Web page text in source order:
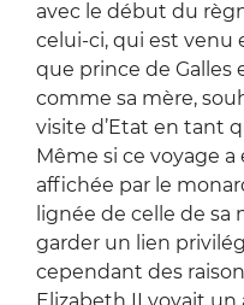
avec le début du
celui-ci, qui est venu
que prince de Galles
comme sa mère,
visite d’Etat en tant
Même si ce voyage
affichée par le
lignée de celle de
garder un lien
cependant des
Elizabeth II voyait